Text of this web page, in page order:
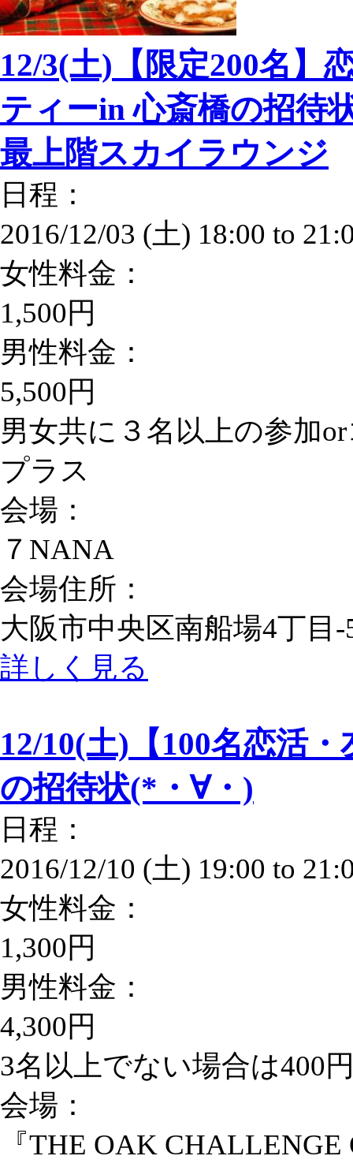
12/3(土)【限定200名
ティーin 心斎橋の招待
最上階スカイラウンジ
日程：
2016/12/03 (土) 18:00 to
女性料金：
1,500円
男性料金：
5,500円
男女共に３名以上の参加
プラス
会場：
７NANA
会場住所：
大阪市中央区南船場4丁目
詳しく見る
12/10(土)【100名恋活
の招待状(*・∀・)
日程：
2016/12/10 (土) 19:00 to
女性料金：
1,300円
男性料金：
4,300円
3名以上でない場合は400
会場：
『THE OAK